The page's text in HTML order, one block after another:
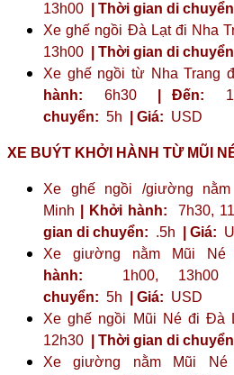
13h00
| Thời gian di
Xe ghế ngồi Đà Lạt đi Nha
13h00
| Thời gian di
Xe ghế ngồi từ Nha Trang
hành: 6h30 | Đến:
chuyển: 5h | Giá: USD
XE BUÝT KHỞI HÀNH TỪ MŨI
Xe ghế ngồi /giường
Minh
| Khởi hành: 7h30,
gian di chuyển: .5h | Giá:
Xe giường nằm Mũi
hành: 1h00, 13h00
chuyển: 5h | Giá: USD
Xe ghế ngồi Mũi Né đi Đà
12h30
| Thời gian di
Xe giường nằm Mũi